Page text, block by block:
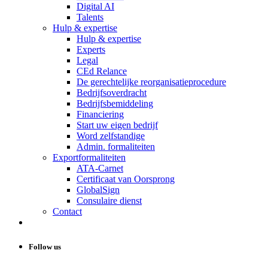
Digital AI
Talents
Hulp & expertise
Hulp & expertise
Experts
Legal
CEd Relance
De gerechtelijke reorganisatieprocedure
Bedrijfsoverdracht
Bedrijfsbemiddeling
Financiering
Start uw eigen bedrijf
Word zelfstandige
Admin. formaliteiten
Exportformaliteiten
ATA-Carnet
Certificaat van Oorsprong
GlobalSign
Consulaire dienst
Contact
Follow us